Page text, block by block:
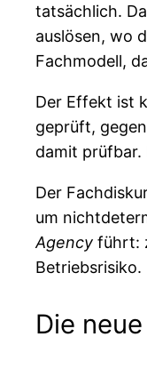
tatsächlich.
auslösen, wo
Fachmodell,
Der Effekt ist
geprüft,
damit prüfbar.
Der
um
Agency führt:
Betriebsrisiko.
Die